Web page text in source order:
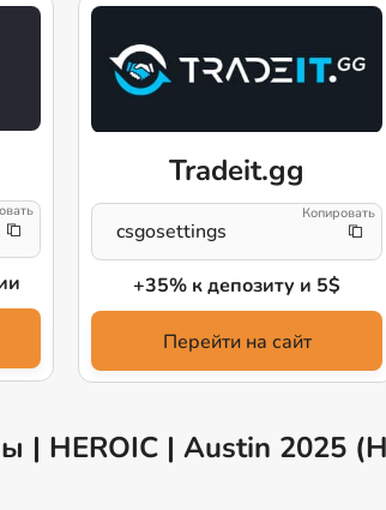
Tradeit.gg
csgosettings
+35% к депозиту и 5$
Перейти на сайт
| HEROIC | Austin 2025